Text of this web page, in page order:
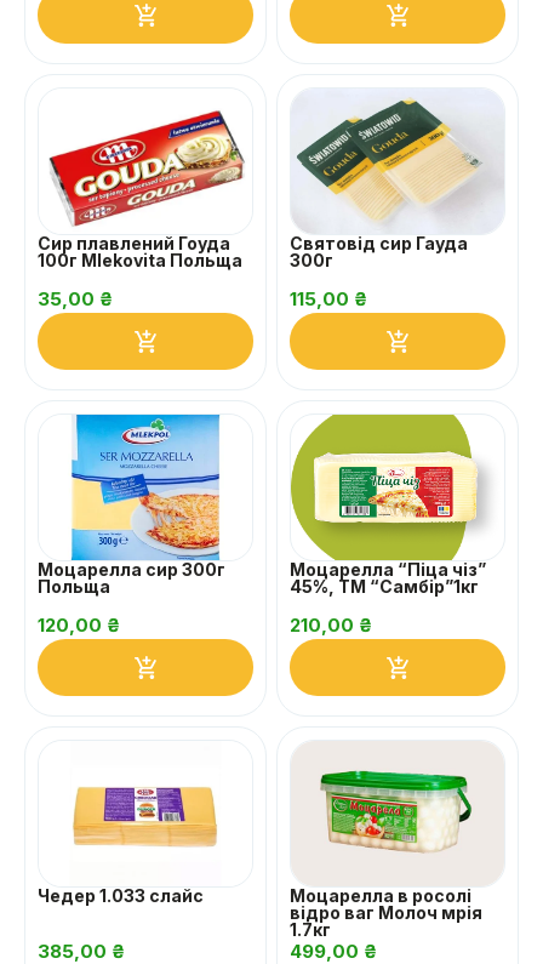
Сир плавлений Гоуда
100г Mlekovita Польща
35,00 ₴
Святовід сир Гауда
300г
115,00 ₴
Моцарелла сир 300г
Польща
120,00 ₴
Моцарелла “Піца чіз”
45%, ТМ “Самбір”1кг
210,00 ₴
Чедер 1.033 слайс
385,00 ₴
Моцарелла в росолі
відро ваг Молоч мрія
1.7кг
499,00 ₴